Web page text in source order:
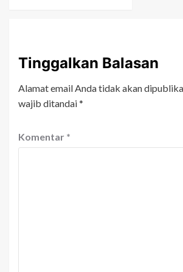
Tinggalkan Balasan
Alamat email Anda tidak akan
wajib ditandai*
Komentar *